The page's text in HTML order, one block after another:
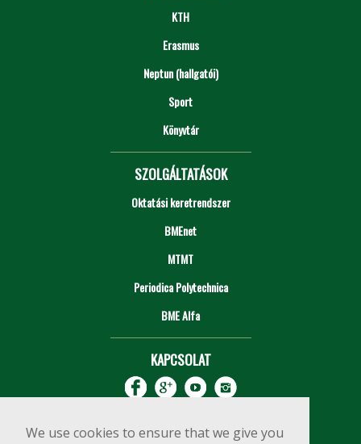
We use cookies to ensure that we give you
KTH
Erasmus
Neptun (hallgatói)
Sport
Könyvtár
SZOLGÁLTATÁSOK
Oktatási keretrendszer
BMEnet
MTMT
Periodica Polytechnica
BME Alfa
KAPCSOLAT